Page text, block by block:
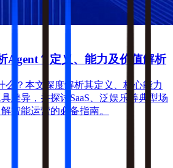
Agent？定义、能力及价值解析
么？本文深度解析其定义、核心能力
差异，并探讨SaaS、泛娱乐等典型场
智能运营的必备指南。